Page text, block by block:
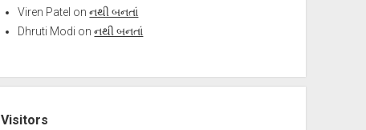
Viren Patel onનથી બનતાં
Dhruti Modi onનથી બનતાં
Visitors